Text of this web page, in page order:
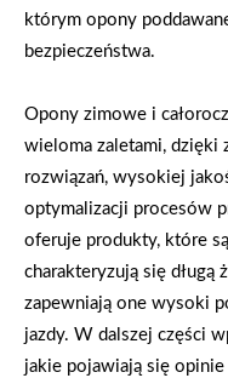
którym opony
bezpieczeństwa.
Opony zimowe i
wieloma zaletami, dzięki
rozwiązań, wysokiej
optymalizacji procesów
oferuje produkty, które
charakteryzują się długą
zapewniają one wysoki
jazdy. W dalszej części
jakie pojawiają się